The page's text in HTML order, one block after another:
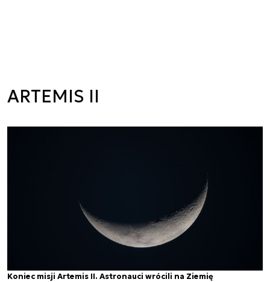
ARTEMIS II
Koniec misji Artemis II. Astronauci wrócili na Ziemię